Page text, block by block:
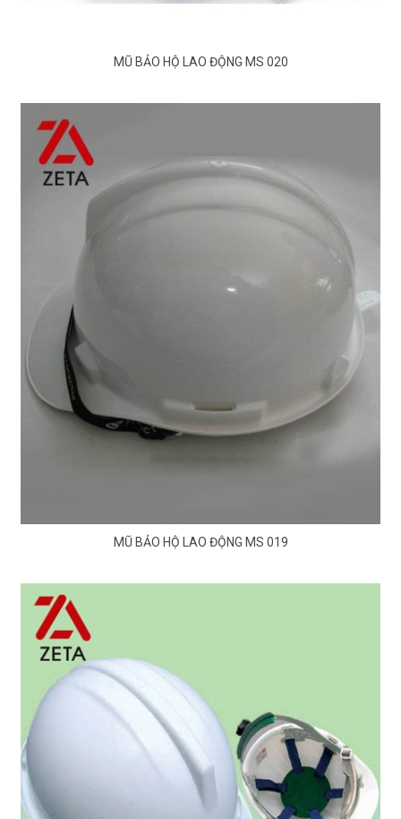
MŨ BẢO HỘ LAO ĐỘNG MS 020
MŨ BẢO HỘ LAO ĐỘNG MS 019